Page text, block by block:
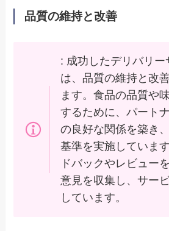
品質の維持と改善
: 成功したデリバリ
は、品質の維持と改
ます。食品の品質や
するために、パート
の良好な関係を築き
基準を実施していま
ドバックやレビュー
意見を収集し、サー
しています。